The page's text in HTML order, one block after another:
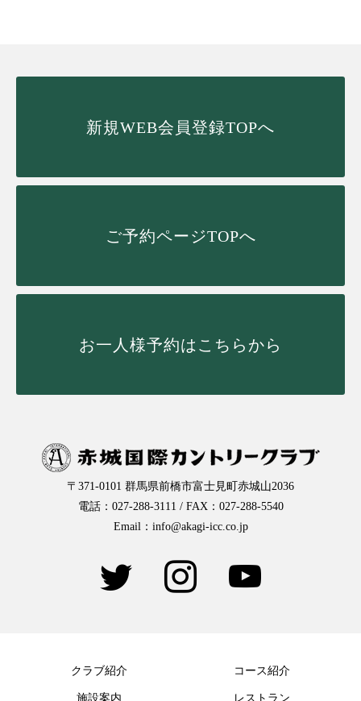
新規WEB会員登録TOPへ
ご予約ページTOPへ
お一人様予約はこちらから
〒371-0101 群馬県前橋市富士見町赤城山2036
電話：027-288-3111 / FAX：027-288-5540
Email：info@akagi-icc.co.jp
クラブ紹介 コース紹介
施設案内 レストラン